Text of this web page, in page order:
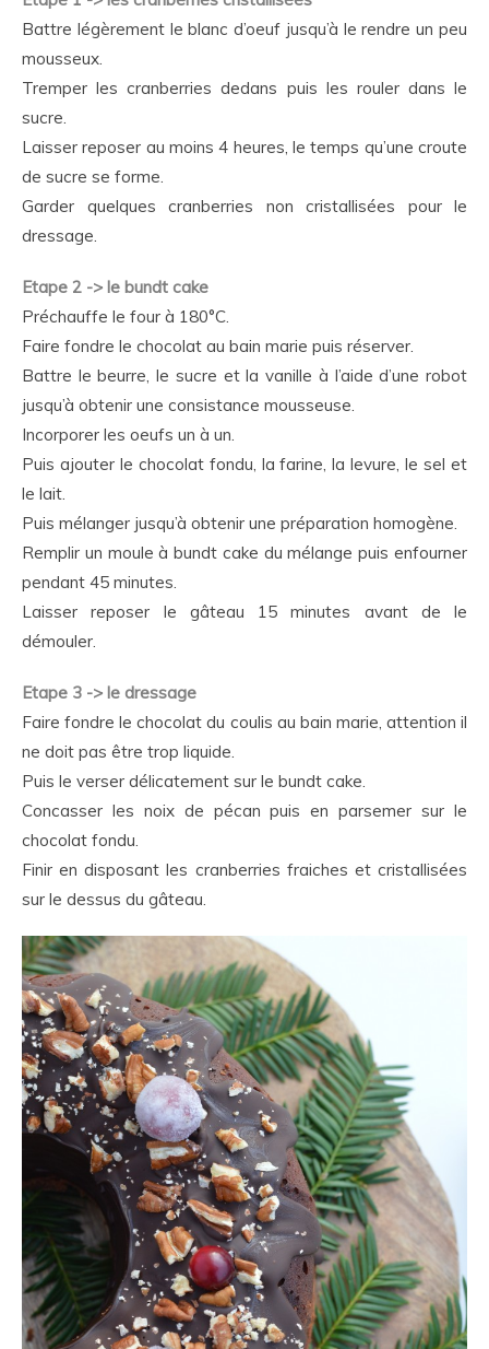
Battre légèrement le blanc d’oeuf jusqu’à le rendre un peu
mousseux.
Tremper les cranberries dedans puis les rouler dans le
sucre.
Laisser reposer au moins 4 heures, le temps qu’une croute
de sucre se forme.
Garder quelques cranberries non cristallisées pour le
dressage.
Etape 2 -> le bundt cake
Préchauffe le four à 180°C.
Faire fondre le chocolat au bain marie puis réserver.
Battre le beurre, le sucre et la vanille à l’aide d’une robot
jusqu’à obtenir une consistance mousseuse.
Incorporer les oeufs un à un.
Puis ajouter le chocolat fondu, la farine, la levure, le sel et
le lait.
Puis mélanger jusqu’à obtenir une préparation homogène.
Remplir un moule à bundt cake du mélange puis enfourner
pendant 45 minutes.
Laisser reposer le gâteau 15 minutes avant de le
démouler.
Etape 3 -> le dressage
Faire fondre le chocolat du coulis au bain marie, attention il
ne doit pas être trop liquide.
Puis le verser délicatement sur le bundt cake.
Concasser les noix de pécan puis en parsemer sur le
chocolat fondu.
Finir en disposant les cranberries fraiches et cristallisées
sur le dessus du gâteau.